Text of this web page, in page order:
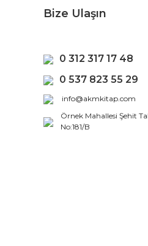
Bize Ulaşın
0 312 317 17 48
0 537 823 55 29
info@akmkitap.com
Örnek Mahallesi Şehit
No:181/B